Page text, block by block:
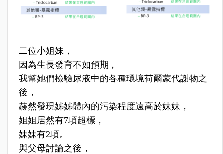
二位小姐妹，
因為生長發育不如預期，
我幫她們檢驗尿液中的各種環境荷爾蒙代謝物之
後，
赫然發現姊姊體內的污染程度遠高於妹妹，
姐姐居然有7項超標，
妹妹有2項。
與父母討論之後，